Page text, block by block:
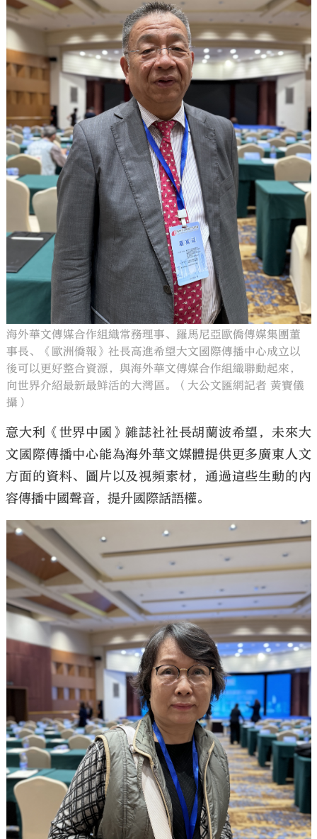
海外華文傳媒合作組織常務理事、羅馬尼亞歐僑傳媒集團董
事長、《歐洲僑報》社長高進希望大文國際傳播中心成立以
後可以更好整合資源，與海外華文傳媒合作組織聯動起來，
向世界介紹最新最鮮活的大灣區。（大公文匯網記者 黃寶儀
攝）
意大利《世界中國》雜誌社社長胡蘭波希望，未來大
文國際傳播中心能為海外華文媒體提供更多廣東人文
方面的資料、圖片以及視頻素材，通過這些生動的內
容傳播中國聲音，提升國際話語權。